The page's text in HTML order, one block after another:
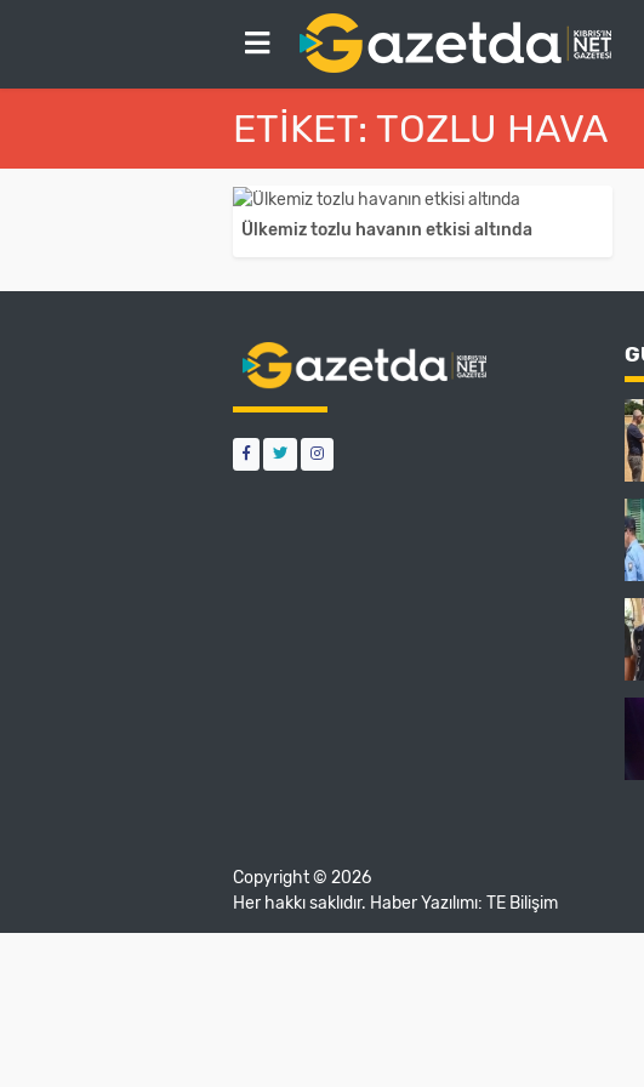
ETIKET: TOZLU HAVA
Ülkemiz tozlu havanın etkisi altında
Copyright © 2026
Her hakkı saklıdır. Haber Yazılımı: TE Bilişim